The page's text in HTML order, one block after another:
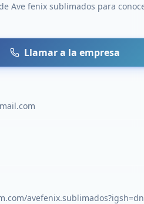
Ave fenix sublimados para
Llamar a la empresa